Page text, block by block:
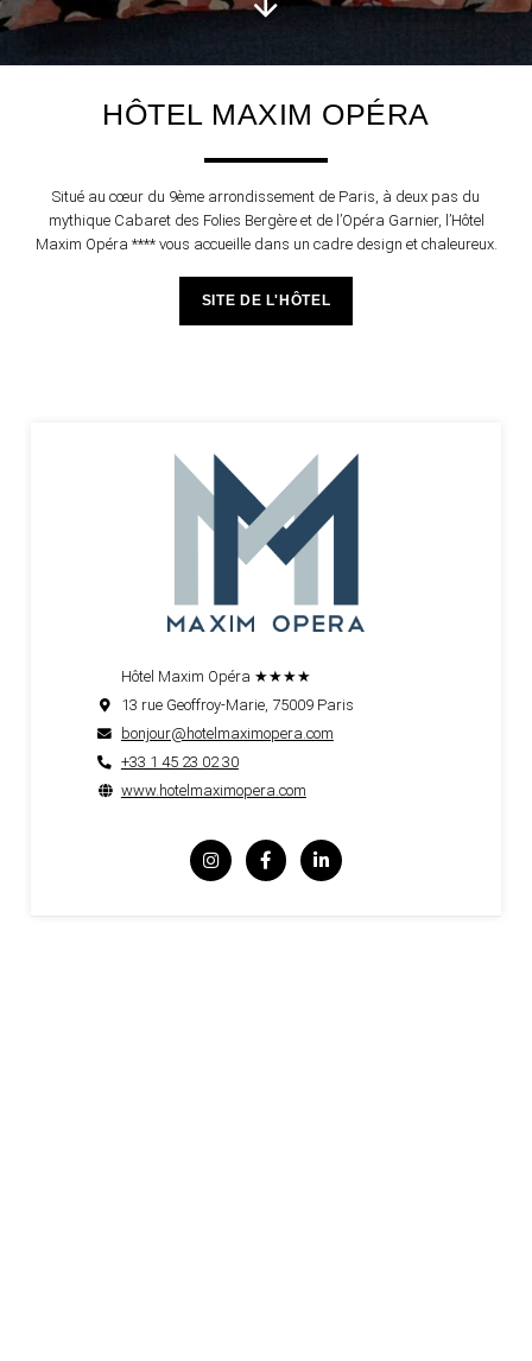
HÔTEL MAXIM OPÉRA
Situé au cœur du 9ème arrondissement de Paris, à deux pas du
mythique Cabaret des Folies Bergère et de l’Opéra Garnier, l’Hôtel
Maxim Opéra **** vous accueille dans un cadre design et chaleureux.
SITE DE L'HÔTEL
Hôtel Maxim Opéra ★★★★
13 rue Geoffroy-Marie, 75009 Paris
bonjour@hotelmaximopera.com
+33 1 45 23 02 30
www.hotelmaximopera.com